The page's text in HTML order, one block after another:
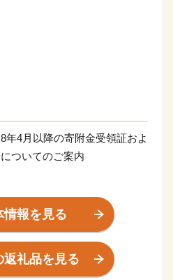
年4月以降の寄附金受領証およ
ついてのご案内
ストップ特例申請」につい
します。
て
情報を見る
返礼品を見る